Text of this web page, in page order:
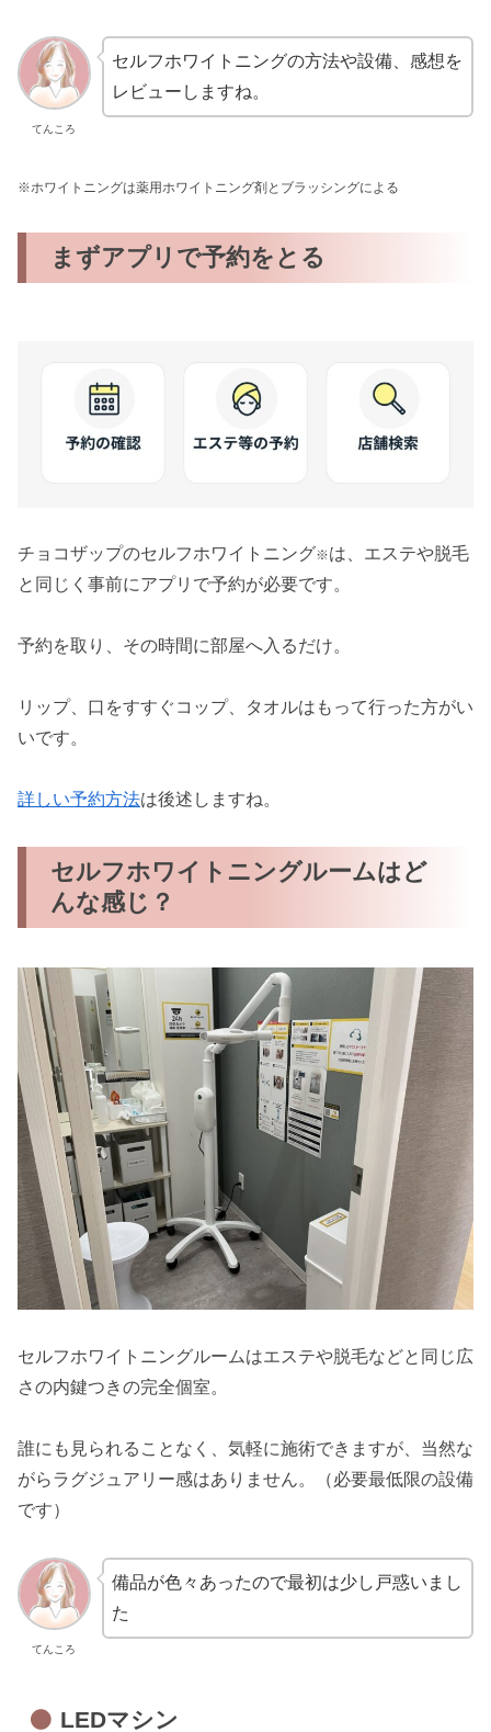
てんころ
セルフホワイトニングの方法や設備、感想を
レビューしますね。
※ホワイトニングは薬用ホワイトニング剤とブラッシングによる
まずアプリで予約をとる
チョコザップのセルフホワイトニング※は、エステや脱毛
と同じく事前にアプリで予約が必要です。
予約を取り、その時間に部屋へ入るだけ。
リップ、口をすすぐコップ、タオルはもって行った方がい
いです。
詳しい予約方法は後述しますね。
セルフホワイトニングルームはど
んな感じ？
セルフホワイトニングルームはエステや脱毛などと同じ広
さの内鍵つきの完全個室。
誰にも見られることなく、気軽に施術できますが、当然な
がらラグジュアリー感はありません。（必要最低限の設備
です）
てんころ
備品が色々あったので最初は少し戸惑いまし
た
LEDマシン